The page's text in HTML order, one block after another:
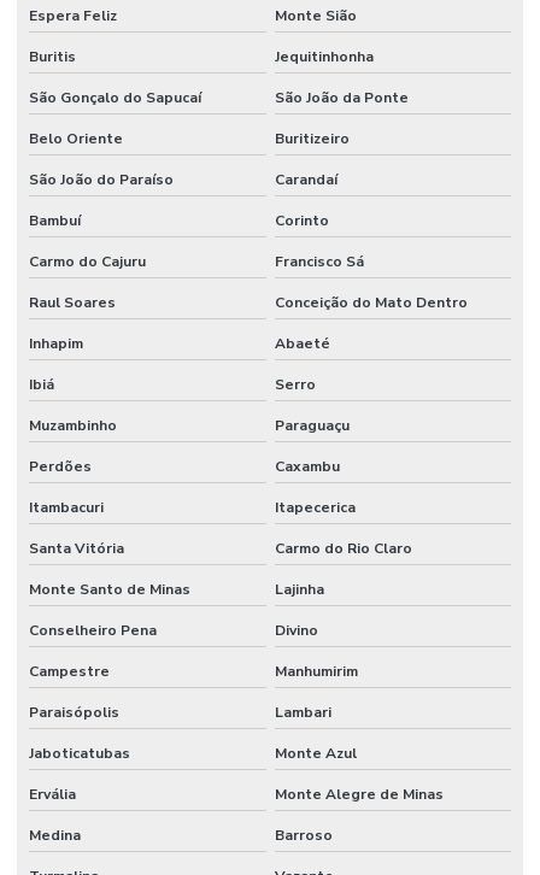
Espera Feliz Monte Sião
Buritis Jequitinhonha
São Gonçalo do Sapucaí São João da Ponte
Belo Oriente Buritizeiro
São João do Paraíso Carandaí
Bambuí Corinto
Carmo do Cajuru Francisco Sá
Raul Soares Conceição do Mato Dentro
Inhapim Abaeté
Ibiá Serro
Muzambinho Paraguaçu
Perdões Caxambu
Itambacuri Itapecerica
Santa Vitória Carmo do Rio Claro
Monte Santo de Minas Lajinha
Conselheiro Pena Divino
Campestre Manhumirim
Paraisópolis Lambari
Jaboticatubas Monte Azul
Ervália Monte Alegre de Minas
Medina Barroso